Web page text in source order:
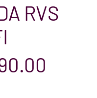
RVS